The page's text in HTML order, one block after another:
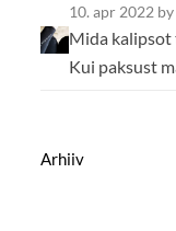
10. apr 2022
Mida kalipsot
Kui paksust
Arhiiv